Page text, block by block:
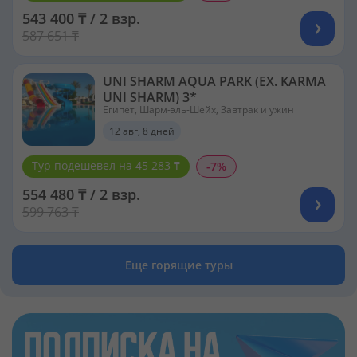
543 400 ₸ / 2 взр.
587 651 ₸
UNI SHARM AQUA PARK (EX. KARMA
UNI SHARM) 3*
Египет, Шарм-эль-Шейх, Завтрак и ужин
12 авг, 8 дней
Тур подешевел на 45 283 ₸ -7%
554 480 ₸ / 2 взр.
599 763 ₸
Еще горящие туры